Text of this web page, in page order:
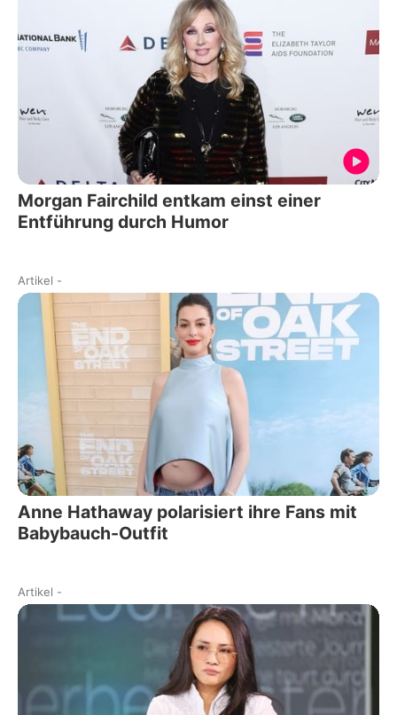
Morgan Fairchild entkam einst einer
Entführung durch Humor
Artikel -
Anne Hathaway polarisiert ihre Fans mit
Babybauch-Outfit
Artikel -